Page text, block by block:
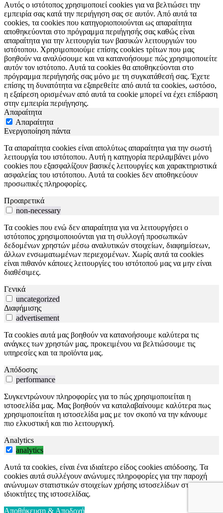
Αυτός ο ιστότοπος χρησιμοποιεί cookies για να βελτιώσει την
εμπειρία σας κατά την περιήγηση σας σε αυτόν. Από αυτά τα
cookies, τα cookies που κατηγοριοποιούνται ως απαραίτητα
αποθηκεύονται στο πρόγραμμα περιήγησής σας καθώς είναι
απαραίτητα για την λειτουργία των βασικών λειτουργιών του
ιστότοπου. Χρησιμοποιούμε επίσης cookies τρίτων που μας
βοηθούν να αναλύσουμε και να κατανοήσουμε πώς χρησιμοποιείτε
αυτόν τον ιστότοπο. Αυτά τα cookies θα αποθηκεύονται στο
πρόγραμμα περιήγησής σας μόνο με τη συγκατάθεσή σας. Έχετε
επίσης τη δυνατότητα να εξαιρεθείτε από αυτά τα cookies, ωστόσο,
η εξαίρεση ορισμένων από αυτά τα cookie μπορεί να έχει επίδραση
στην εμπειρία περιήγησης.
Απαραίτητα
Απαραίτητα
Ενεργοποίηση πάντα
Τα απαραίτητα cookies είναι απολύτως απαραίτητα για την σωστή
λειτουργία του ιστότοπου. Αυτή η κατηγορία περιλαμβάνει μόνο
cookies που εξασφαλίζουν βασικές λειτουργίες και χαρακτηριστικά
ασφαλείας του ιστότοπου. Αυτά τα cookies δεν αποθηκεύουν
προσωπικές πληροφορίες.
Προαιρετικά
non-necessary
Τα cookies που ενώ δεν απαραίτητα για να λειτουργήσει ο
ιστότοπος χρησιμοποιούνται για τη συλλογή προσωπικών
δεδομένων χρηστών μέσω αναλυτικών στοιχείων, διαφημίσεων,
άλλων ενσωματωμένων περιεχομένων. Χωρίς αυτά τα cookies
είναι πιθανόν κάποιες λειτουργίες του ιστότοπού μας να μην είναι
διαθέσιμες.
Γενικά
uncategorized
Διαφήμισης
advertisement
Τα cookies αυτά μας βοηθούν να κατανοήσουμε καλύτερα τις
ανάγκες των χρηστών μας, προκειμένου να βελτιώσουμε τις
υπηρεσίες και τα προϊόντα μας.
Απόδοσης
performance
Συγκεντρώνουν πληροφορίες για το πώς χρησιμοποιείται η
ιστοσελίδα μας. Μας βοηθούν να καταλαβαίνουμε καλύτερα πως
χρησιμοποιείται η ιστοσελίδα μας με τον σκοπό να την κάνουμε
πιο ελκυστική και πιο λειτουργική.
Analytics
analytics
Αυτά τα cookies, είναι ένα ιδιαίτερο είδος cookies απόδοσης. Τα
cookies αυτά συλλέγουν ανώνυμες πληροφορίες για την παροχή
ανώνυμων στατιστικών στοιχείων χρήσης ιστοσελίδων στους
ιδιοκτήτες της ιστοσελίδας.
Αποθήκευση & Αποδοχή